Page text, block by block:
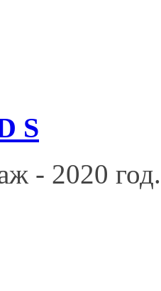
S
- 2020